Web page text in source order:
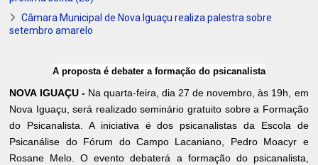
Câmara Municipal de Nova Iguaçu realiza palestra sobre
setembro amarelo
A proposta é debater a formação do psicanalista
NOVA IGUAÇU -Na quarta-feira, dia 27 de novembro, às 19h, em
Nova Iguaçu, será realizado seminário gratuito sobre a Formação
do Psicanalista. A iniciativa é dos psicanalistas da Escola de
Psicanálise do Fórum do Campo Lacaniano, Pedro Moacyr e
Rosane Melo. O evento debaterá a formação do psicanalista,